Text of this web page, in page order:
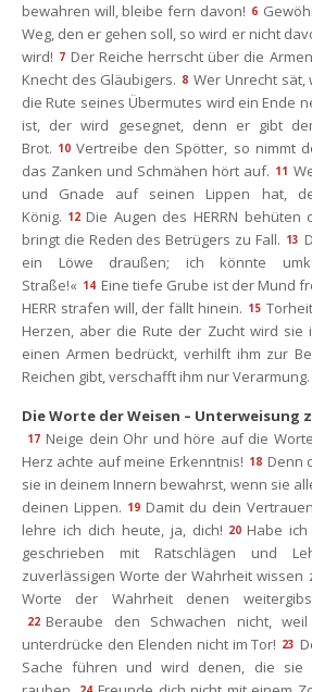
bewahren will, bleibe fern davon! 6
Weg, den er gehen soll, so wird er nicht
wird! 7 Der Reiche herrscht über die
Knecht des Gläubigers. 8 Wer Unrecht sät,
die Rute seines Übermutes wird ein Ende
ist, der wird gesegnet, denn er gibt
Brot. 10 Vertreibe den Spötter, so nimmt
das Zanken und Schmähen hört auf. 11
und Gnade auf seinen Lippen hat,
König. 12 Die Augen des HERRN
bringt die Reden des Betrügers zu Fall. 13
ein Löwe draußen; ich könnte
Straße!« 14 Eine tiefe Grube ist der Mund
HERR strafen will, der fällt hinein. 15
Herzen, aber die Rute der Zucht wird sie
einen Armen bedrückt, verhilft ihm zur
Reichen gibt, verschafft ihm nur Verarmung.
Die Worte der Weisen –
17 Neige dein Ohr und höre auf die
Herz achte auf meine Erkenntnis! 18 Denn
ie in deinem Innern bewahrst, wenn sie
deinen Lippen. 19 Damit du dein
lehre ich dich heute, ja, dich! 20 Habe
geschrieben mit Ratschlägen und
zuverlässigen Worte der Wahrheit wissen
Worte der Wahrheit denen
22 Beraube den Schwachen nicht,
unterdrücke den Elenden nicht im Tor! 23
Sache führen und wird denen, die sie